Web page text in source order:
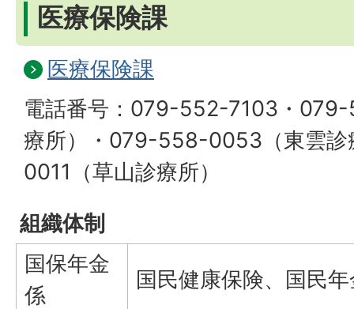
医療保険課
医療保険課
電話番号：079-552-7103・
療所）・079-558-0053（東雲
0011（草山診療所）
組織体制
国保年金
係
国民健康保険、国民